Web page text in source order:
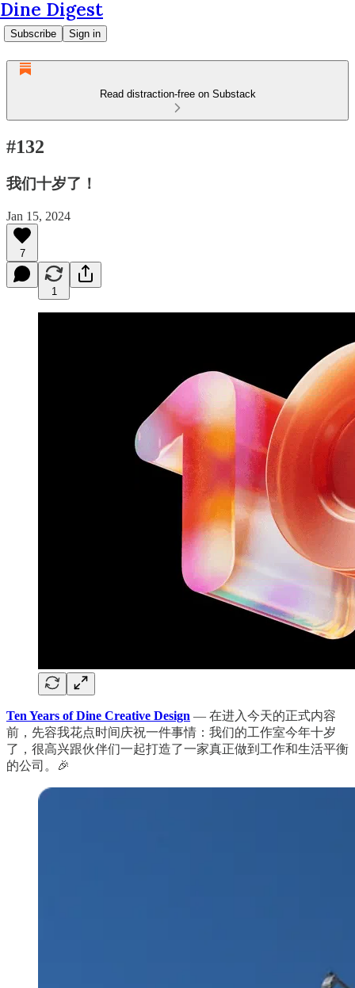
Dine Digest
Subscribe Sign in
Read distraction-free on Substack
#132
我们十岁了！
Jan 15, 2024
7
1
Ten Years of Dine Creative Design — 在进入今天的正式内容
前，先容我花点时间庆祝一件事情：我们的工作室今年十岁
了，很高兴跟伙伴们一起打造了一家真正做到工作和生活平衡
的公司。🎉